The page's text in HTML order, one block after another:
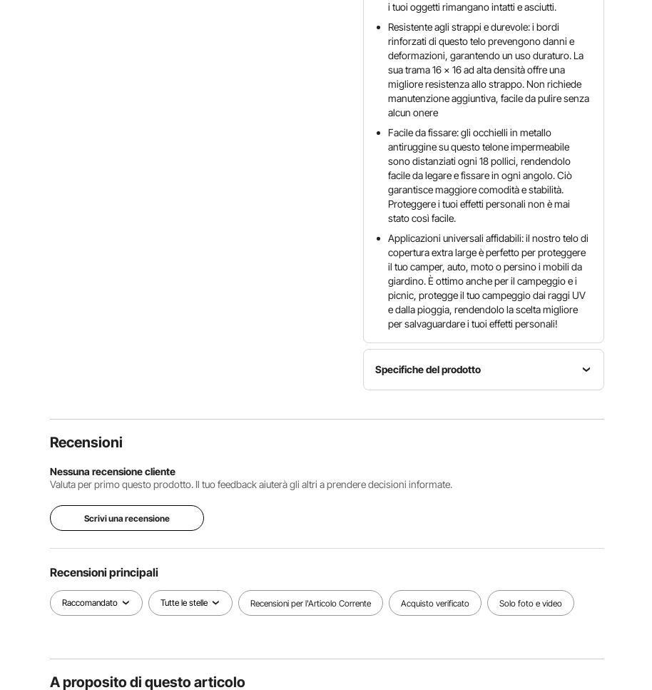
i tuoi oggetti rimangano intatti e asciutti.
Resistente agli strappi e durevole: i bordi
rinforzati di questo telo prevengono danni e
deformazioni, garantendo un uso duraturo. La
sua trama 16 x 16 ad alta densità offre una
migliore resistenza allo strappo. Non richiede
manutenzione aggiuntiva, facile da pulire senza
alcun onere
Facile da fissare: gli occhielli in metallo
antiruggine su questo telone impermeabile
sono distanziati ogni 18 pollici, rendendolo
facile da legare e fissare in ogni angolo. Ciò
garantisce maggiore comodità e stabilità.
Proteggere i tuoi effetti personali non è mai
stato così facile.
Applicazioni universali affidabili: il nostro telo di
copertura extra large è perfetto per proteggere
il tuo camper, auto, moto o persino i mobili da
giardino. È ottimo anche per il campeggio e i
picnic, protegge il tuo campeggio dai raggi UV
e dalla pioggia, rendendolo la scelta migliore
per salvaguardare i tuoi effetti personali!
Specifiche del prodotto
del
Vedi tutte le specifiche
Recensioni
Nessuna recensione cliente
Valuta per primo questo prodotto. Il tuo feedback aiuterà gli altri a prendere decisioni informate.
Scrivi una recensione
Recensioni principali
Raccomandato Tutte le stelle Recensioni per l'Articolo Corrente Acquisto verificato Solo foto e video
A proposito di questo articolo